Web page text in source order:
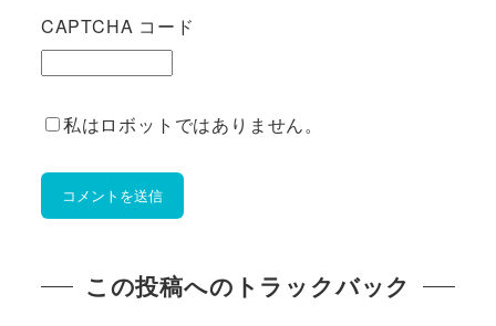
CAPTCHA コード
私はロボットではありません。
この投稿へのトラックバック